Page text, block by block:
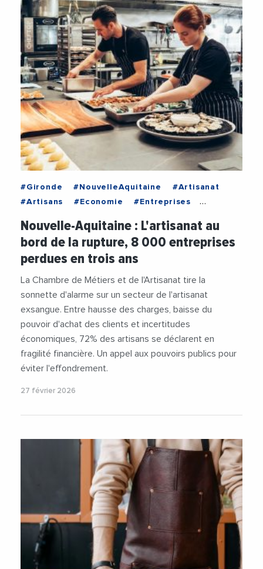
#Gironde #NouvelleAquitaine
#Artisanat
#Artisans
#Economie
#Entreprises
Nouvelle-Aquitaine : L'artisanat au
bord de la rupture, 8 000 entreprises
perdues en trois ans
La Chambre de Métiers et de l'Artisanat tire la
sonnette d'alarme sur un secteur de l'artisanat
exsangue. Entre hausse des charges, baisse du
pouvoir d'achat des clients et incertitudes
économiques, 72% des artisans se déclarent en
fragilité financière. Un appel aux pouvoirs publics pour
éviter l'effondrement.
27 février 2026